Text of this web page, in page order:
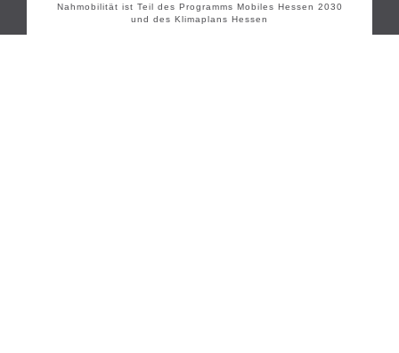
Nahmobilität ist Teil des Programms Mobiles Hessen 2030
und des Klimaplans Hessen